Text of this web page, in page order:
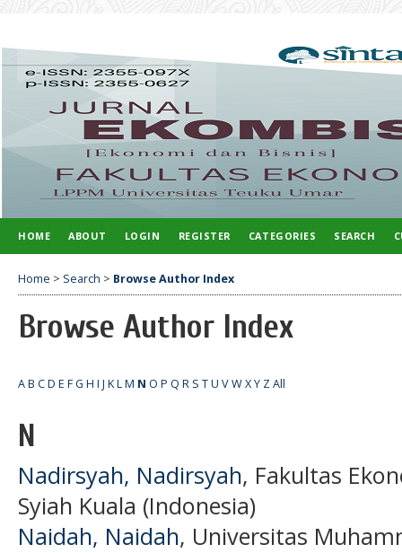
HOME ABOUT LOGIN REGISTER CATEGORIES SEARCH
Home > Search > Browse Author Index
Browse Author Index
AB CD E FG H I J KLM N O P Q R S TU VWXY ZAll
N
Nadirsyah, Nadirsyah, Fakultas
Syiah Kuala (Indonesia)
Naidah, Naidah, Universitas